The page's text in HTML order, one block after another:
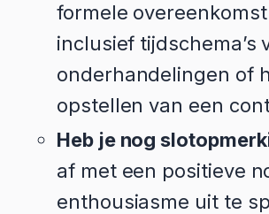
formele
inclusief tijdschema’s
onderhandelingen of
opstellen van een
Heb je nog
af met een positieve
enthousiasme uit te